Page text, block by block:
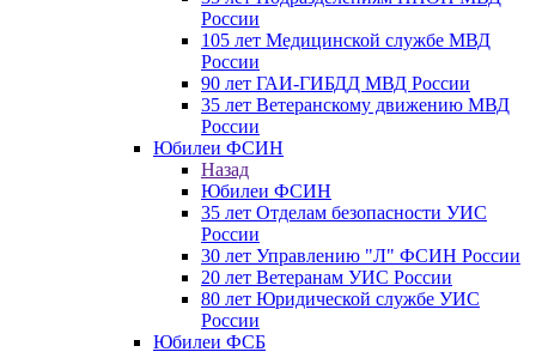
России
105 лет Медицинской службе МВД
России
90 лет ГАИ-ГИБДД МВД России
35 лет Ветеранскому движению МВД
России
Юбилеи ФСИН
Назад
Юбилеи ФСИН
35 лет Отделам безопасности УИС
России
30 лет Управлению "Л" ФСИН России
20 лет Ветеранам УИС России
80 лет Юридической службе УИС
России
Юбилеи ФСБ